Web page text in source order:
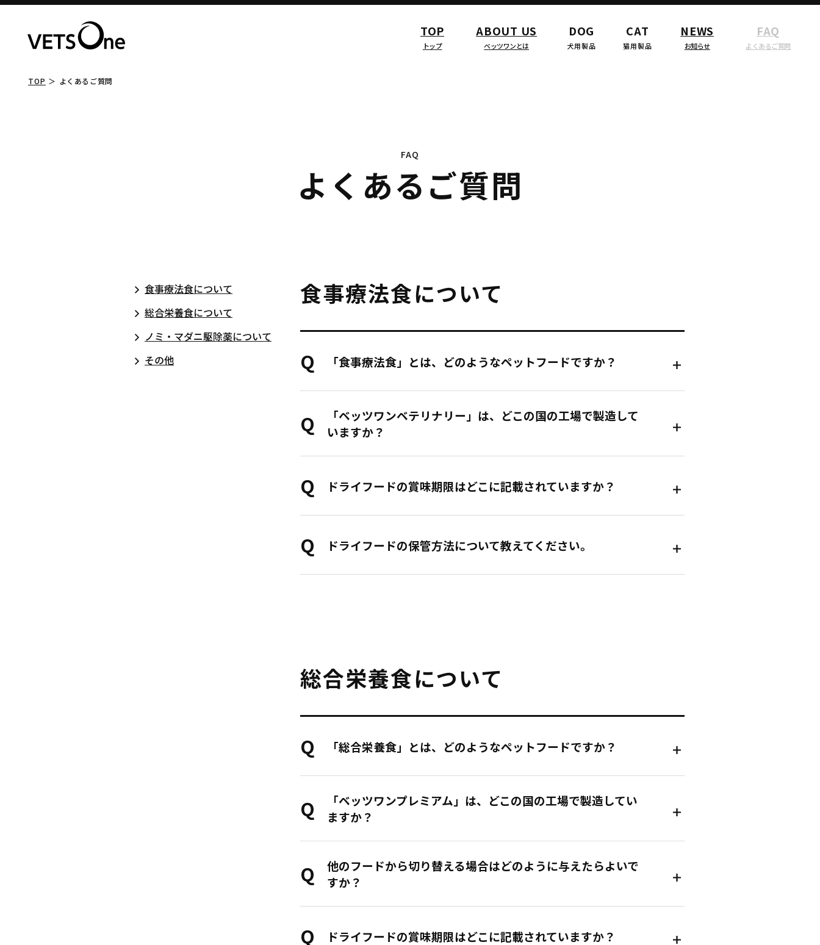
TOP
トップ
ABOUT US
ベッツワンとは
DOG
犬用製品
CAT
猫用製品
NEWS
お知らせ
FAQ
よくあるご質問
TOP よくあるご質問
FAQ
よくあるご質問
食事療法食について
総合栄養食について
ノミ・マダニ駆除薬について
その他
食事療法食について
「食事療法食」とは、どのようなペットフードですか？
「ベッツワンベテリナリー」は、どこの国の工場で製造して
いますか？
ドライフードの賞味期限はどこに記載されていますか？
ドライフードの保管方法について教えてください。
総合栄養食について
「総合栄養食」とは、どのようなペットフードですか？
「ベッツワンプレミアム」は、どこの国の工場で製造してい
ますか？
他のフードから切り替える場合はどのように与えたらよいで
すか？
ドライフードの賞味期限はどこに記載されていますか？